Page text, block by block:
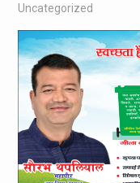
Uncategorized